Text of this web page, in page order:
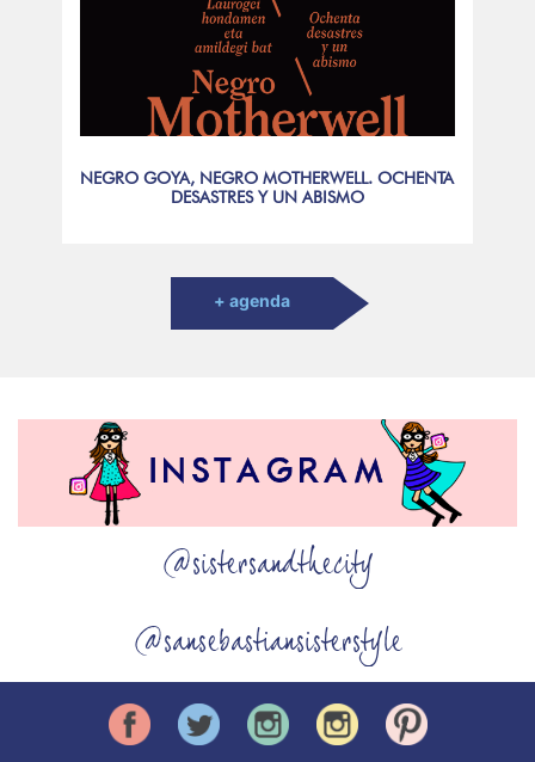
NEGRO GOYA, NEGRO MOTHERWELL. OCHENTA
DESASTRES Y UN ABISMO
+ agenda
@sistersandthecity
@sansebastiansisterstyle